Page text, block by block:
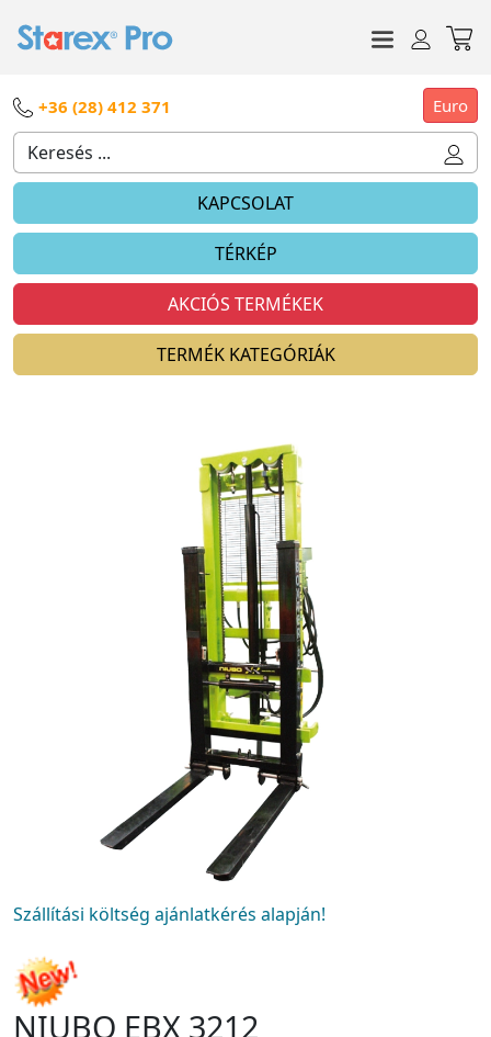
+36 (28) 412 371 Euro
KAPCSOLAT
TÉRKÉP
AKCIÓS TERMÉKEK
TERMÉK KATEGÓRIÁK
Szállítási költség ajánlatkérés alapján!
NIUBO EBX 3212